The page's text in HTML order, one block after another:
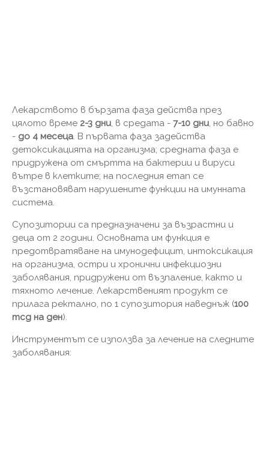
Лекарството в бързата фаза действа през
цялото време 2-3 дни, в средата - 7-10 дни, но бавно
- до 4 месеца. В първата фаза задейства
детоксикацията на организма; средната фаза е
придружена от смъртта на бактерии и вируси
вътре в клетките; на последния етап се
възстановяват нарушените функции на имунната
система.
Супозитории са предназначени за възрастни и
деца от 2 години. Основната им функция е
предотвратяване на имунодефицит, интоксикация
на организма, остри и хронични инфекциозни
заболявания, придружени от възпаление, както и
тяхното лечение. Лекарственият продукт се
прилага ректално, по 1 супозитория наведнъж (100
mcg на ден).
Инструментът се използва за лечение на следните
заболявания: